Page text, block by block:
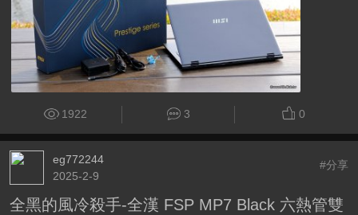
1922 3 0
eg772244
2025-2-9
#分享
全黑的風冷殺手-全漢 FSP MP7 Black 六熱管雙